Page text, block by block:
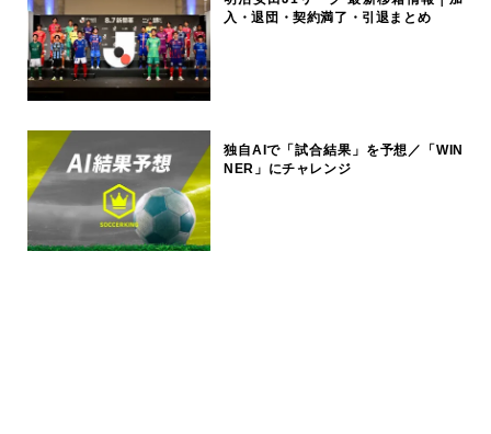
入・退団・契約満了・引退まとめ
独自AIで「試合結果」を予想／「WIN
NER」にチャレンジ